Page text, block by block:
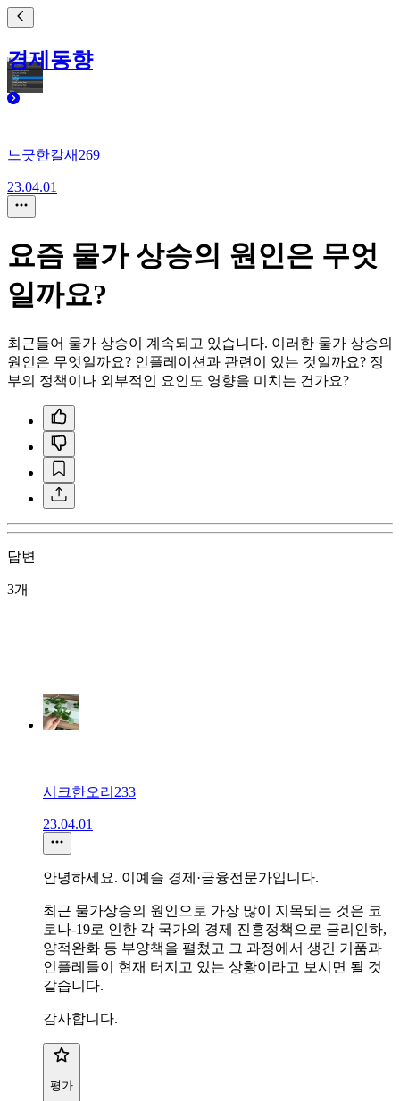
경제동향
느긋한칼새269
23.04.01
요즘 물가 상승의 원인은 무엇
일까요?
최근들어 물가 상승이 계속되고 있습니다. 이러한 물가 상승의
원인은 무엇일까요? 인플레이션과 관련이 있는 것일까요? 정
부의 정책이나 외부적인 요인도 영향을 미치는 건가요?
답변
3개
시크한오리233
23.04.01
안녕하세요. 이예슬 경제·금융전문가입니다.
최근 물가상승의 원인으로 가장 많이 지목되는 것은 코
로나-19로 인한 각 국가의 경제 진흥정책으로 금리인하,
양적완화 등 부양책을 펼쳤고 그 과정에서 생긴 거품과
인플레들이 현재 터지고 있는 상황이라고 보시면 될 것
같습니다.
감사합니다.
평가